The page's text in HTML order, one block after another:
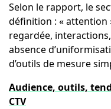
Selon le rapport, le
définition : « attention
regardée,
absence
d’outils de mesure
Audience, outils,
CTV